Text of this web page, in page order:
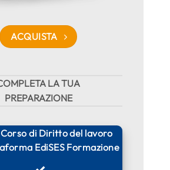
ACQUISTA
LA TUA
PREPARAZIONE
di Diritto del lavoro
EdiSES Formazione